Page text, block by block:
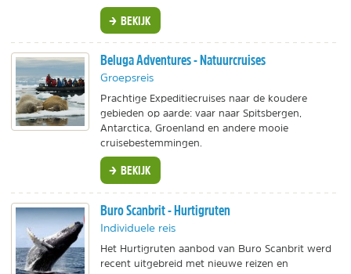
BEKIJK
Beluga Adventures - Natuurcruises
Groepsreis
Prachtige Expeditiecruises naar de koudere
gebieden op aarde: vaar naar Spitsbergen,
Antarctica, Groenland en andere mooie
cruisebestemmingen.
BEKIJK
Buro Scanbrit - Hurtigruten
Individuele reis
Het Hurtigruten aanbod van Buro Scanbrit werd
recent uitgebreid met nieuwe reizen en